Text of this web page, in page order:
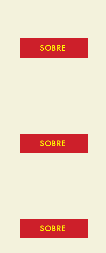
SOBRE
SOBRE
SOBRE